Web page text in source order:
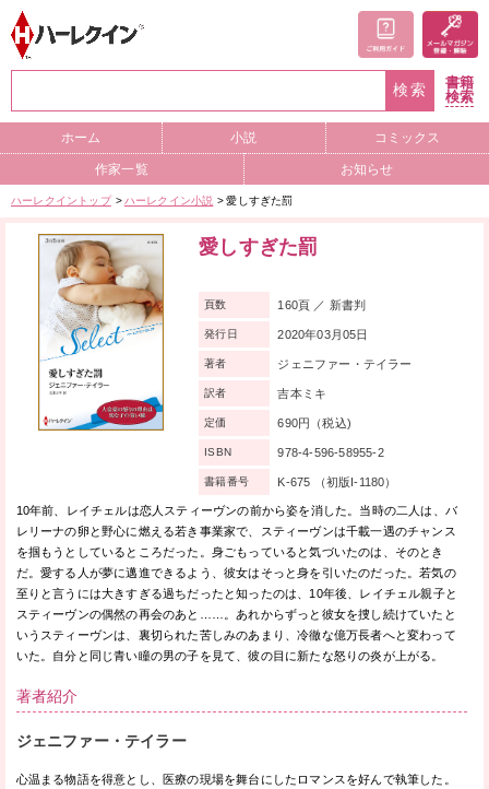
検索
書籍
検索
ホーム 小説 コミックス
作家一覧 お知らせ
ハーレクイントップ ハーレクイン小説 愛しすぎた罰
愛しすぎた罰
10年前、レイチェルは恋人スティーヴンの前から姿を消した。当時の二人は、バ
レリーナの卵と野心に燃える若き事業家で、スティーヴンは千載一遇のチャンス
を掴もうとしているところだった。身ごもっていると気づいたのは、そのとき
だ。愛する人が夢に邁進できるよう、彼女はそっと身を引いたのだった。若気の
至りと言うには大きすぎる過ちだったと知ったのは、10年後、レイチェル親子と
スティーヴンの偶然の再会のあと……。あれからずっと彼女を捜し続けていたと
いうスティーヴンは、裏切られた苦しみのあまり、冷徹な億万長者へと変わって
いた。自分と同じ青い瞳の男の子を見て、彼の目に新たな怒りの炎が上がる。
頁数 160頁 ／ 新書判
発行日 2020年03月05日
著者 ジェニファー・テイラー
訳者 吉本ミキ
定価 690円（税込)
ISBN 978-4-596-58955-2
書籍番号 K-675 （初版I-1180）
著者紹介
ジェニファー・テイラー
心温まる物語を得意とし、医療の現場を舞台にしたロマンスを好んで執筆した。